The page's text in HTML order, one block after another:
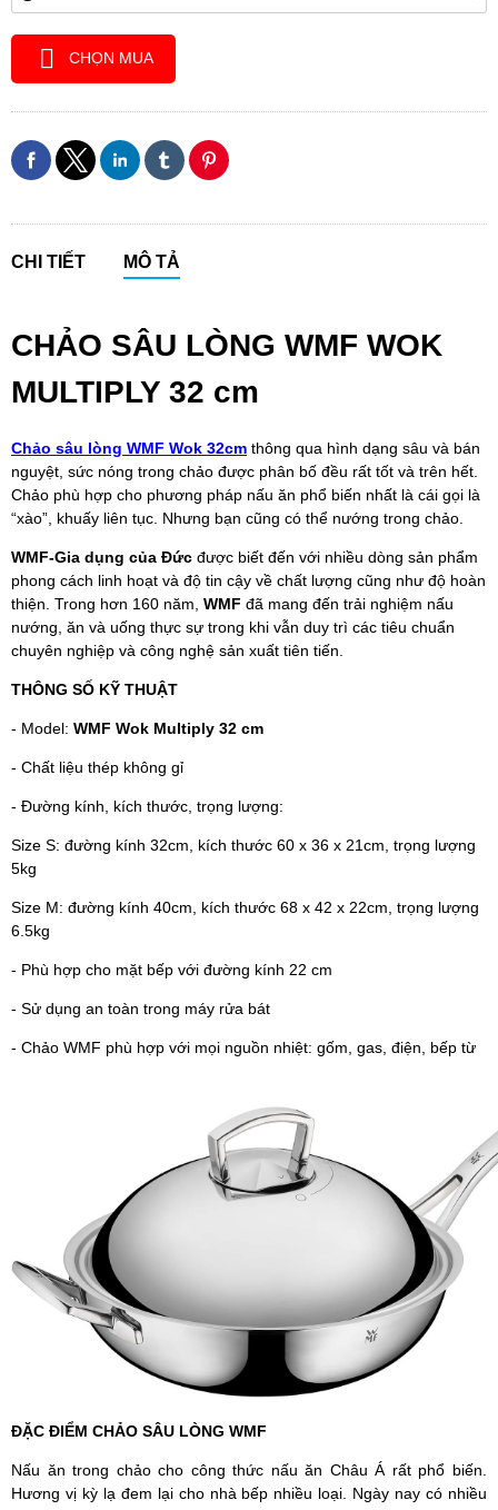
CHỌN MUA
CHI TIẾT MÔ TẢ
CHẢO SÂU LÒNG WMF WOK
MULTIPLY 32 cm
Chảo sâu lòng WMF Wok 32cm thông qua hình dạng sâu và bán
nguyệt, sức nóng trong chảo được phân bố đều rất tốt và trên hết.
Chảo phù hợp cho phương pháp nấu ăn phổ biến nhất là cái gọi là
“xào”, khuấy liên tục. Nhưng bạn cũng có thể nướng trong chảo.
WMF-Gia dụng của Đức được biết đến với nhiều dòng sản phẩm
phong cách linh hoạt và độ tin cậy về chất lượng cũng như độ hoàn
thiện. Trong hơn 160 năm, WMF đã mang đến trải nghiệm nấu
nướng, ăn và uống thực sự trong khi vẫn duy trì các tiêu chuẩn
chuyên nghiệp và công nghệ sản xuất tiên tiến.
THÔNG SỐ KỸ THUẬT
- Model: WMF Wok Multiply 32 cm
- Chất liệu thép không gỉ
- Đường kính, kích thước, trọng lượng:
Size S: đường kính 32cm, kích thước 60 x 36 x 21cm, trọng lượng
5kg
Size M: đường kính 40cm, kích thước 68 x 42 x 22cm, trọng lượng
6.5kg
- Phù hợp cho mặt bếp với đường kính 22 cm
- Sử dụng an toàn trong máy rửa bát
- Chảo WMF phù hợp với mọi nguồn nhiệt: gốm, gas, điện, bếp từ
ĐẶC ĐIỂM CHẢO SÂU LÒNG WMF
Nấu ăn trong chảo cho công thức nấu ăn Châu Á rất phổ biến.
Hương vị kỳ lạ đem lại cho nhà bếp nhiều loại. Ngày nay có nhiều